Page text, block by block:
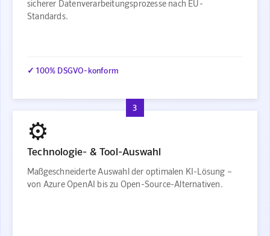
sicherer Datenverarbeitungsprozesse nach EU-
Standards.
✓ 100% DSGVO-konform
3
⚙️
Technologie- & Tool-Auswahl
Maßgeschneiderte Auswahl der optimalen KI-Lösung –
von Azure OpenAI bis zu Open-Source-Alternativen.